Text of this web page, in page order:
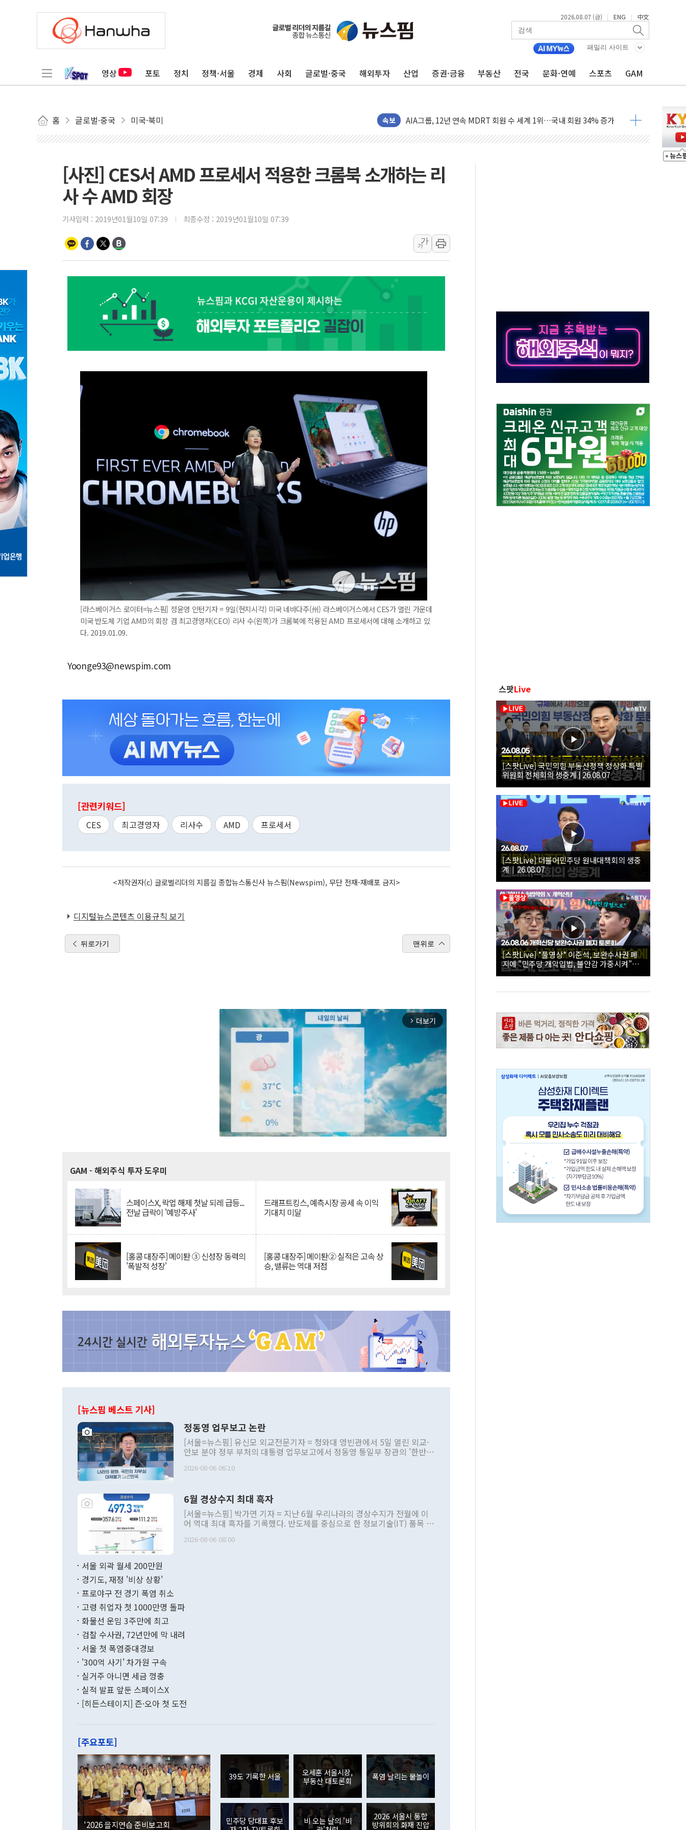
2026.08.07 (금) | ENG | 中文
패밀리 사이트
영상 포토 정치 정책·서울 경제 사회 글로벌·중국 해외투자 산업 증권·금융 부동산 전국 문화·연예 스포츠 GAM
홈 글로벌·중국 미국·북미 속보
"35초마다 중국과 통신"...美보안기업, 중국제 공유기서 '백도어' 발견
AIA그룹, 12년 연속 MDRT 회원 수 세계 1위…국내 회원 34% 증가
[특징주] 포스코퓨처엠, LFP 장기공급 합의에 7%대 급등
[컨콜] 네이버 AI탭, 올해 안으로 부동산과 건강까지 영역 확장 예정
HDC랩스, 'BUILD CON SUMMIT 2026' 참가
[컨콜] 네이버, "엔비디아와 공고한 파트너십 이어갈 예정"
美공화, 韓 '개정 정통망법'에 항의 서한…"표현의 자유 위협"
벤처업계 "정부 세제개편안 환영...RSU 세제지원 긍정 검토되길"
최영근 한국전광 대표, ESG경영대상 환경부분 최우수상 수상
뉴온 "어린이 성장 제품 '매직키드', 출시 8개월에 매출 62억원"
[특징주] 태양광주, 美 관세 부과에 4%대 급등
GC녹십자, mRNA 백신 품질 분석 연구 국제학술지 게재
[사진] CES서 AMD 프로세서 적용한 크롬북 소개하는 리
사 수 AMD 회장
기사입력 : 2019년01월10일 07:39 최종수정 : 2019년01월10일 07:39
가
가
[라스베이거스 로이터=뉴스핌] 정윤영 인턴기자 = 9일(현지시각) 미국 네바다주(州) 라스베이거스에서 CES가 열린 가운데
미국 반도체 기업 AMD의 회장 겸 최고경영자(CEO) 리사 수(왼쪽)가 크롬북에 적용된 AMD 프로세서에 대해 소개하고 있
다. 2019.01.09.
Yoonge93@newspim.com
[관련키워드]
CES 최고경영자 리사수 AMD 프로세서
<저작권자(c) 글로벌리더의 지름길 종합뉴스통신사 뉴스핌(Newspim), 무단 전재-재배포 금지>
디지털뉴스콘텐츠 이용규칙 보기
뒤로가기 맨위로
arrow_forward_ios 더보기
GAM - 해외주식 투자 도우미
스페이스X, 락업 해제 첫날 되레 급등...
전날 급락이 '예방주사'
드래프트킹스, 예측시장 공세 속 이익
기대치 미달
[홍콩 대장주] 메이퇀 ③ 신성장 동력의
'폭발적 성장'
[홍콩 대장주] 메이퇀② 실적은 고속 상
승, 밸류는 역대 저점
[뉴스핌 베스트 기사]
정동영 업무보고 논란
[서울=뉴스핌] 유신모 외교전문기자 = 청와대 영빈관에서 5일 열린 외교·
안보 분야 정부 부처의 대통령 업무보고에서 정동영 통일부 장관의 '한반도
발언 중에는 정부 내 조율을 거치지 않은 사안을 정책으로 추진하겠다고 공
주의적 희망에 근거한 비현실적 구상'이라는 비판을 내놨다. 그동안 정 장
관의 대북 정책 관련 발언이 물의를 빚은 적은 여러 번 있지만 대통령과 유
관 부처 장관이 공개적으로 부정적 입장을 표명한 것은 이례적이다. 정 장
관의 무리한 대북 접근법과 월권을 제어해야 한다는 목소리도 높아지고 있
다. [정동영 통일부 장관이 지난달 23일 오후 서울 종로구 정부서울청사에
무너졌다고도 했다. 또 "현 시점에서 흘러간 선(先)비핵화만 되뇌는 것은
함께 4자 대화의 동력을 확보하기 위해 최선을 다할 것"이라고 말했다. 하
"우리의 선의대로 하는 게 과연 한반도의 평화와 안정에 플러스냐, 결론적
관은 업무보고 사후 브리핑에서 정 장관이 언급한 '4자 회담'에 대해 "이상
이 9월 러시아 블라디보스토크에서 열리는 '동방경제포럼(EEF)'을 언급하
며 "정부 차원에서 (참석을) 검토하고 있다"고 발언한 데 대해서도 조 장관
은 "그것은 외교부의 몫"이라며 "아직 거기까지 진도가 나가지 않았다"고
잘랐다. 정 장관이 이날 소개한 대북 구상과 설명은 정부 내 조율을 거치지
않았다는 점에서 문제가 있다. 특히 주적 표현 대체와 국호 사용, 9·19 군
사합의 복원, 4자회담 추진 등은 통일부 장관이 결정할 사안이 아니어서 월
권이라는 지적이 나오고 있다. 이 대통령은 정 장관의 업무보고를 듣고 난
뒤 "여기 업무보고에 발표했다고 승인난 건 아니다"라고 재차 확인했다. 정
2026-08-06 06:10
6월 경상수지 최대 흑자
[서울=뉴스핌] 박가연 기자 = 지난 6월 우리나라의 경상수지가 전월에 이
어 역대 최대 흑자를 기록했다. 반도체를 중심으로 한 정보기술(IT) 품목 수
료=한국은행] 한국은행이 6일 발표한 '2026년 6월 국제수지(잠정)'에 따르
며 월간 기준 처음으로 1000억달러를 넘어섰다. 상품수입은 644억8000만
196.9% 급증했고 컴퓨터·주변기기(SSD)는 282.7% 증가했다. IT 품목
수출은 160.4% 늘었으며 비IT 품목도 ▲석유제품(47.5%) ▲화공품
기록했지만 지식재산권사용료수지는 전월 흑자에서 4억4000만달러 적자
로 전환됐다. 본원소득수지는 배당소득을 중심으로 32억7000만달러 흑자
는 배당수입이 늘어난 데다 전월 분기배당에 따른 기저효과로 배당지급이
였던 올해 3월(369억9000만달러)을 넘어선 것이다. 직접투자에서는 내국
인의 해외투자가 80억1000만달러, 외국인의 국내투자가 46억3000만달러
각각 증가했다. 증권투자에서는 외국인의 국내 주식 매도세가 이어졌다. 외
국인의 국내 주식 투자는 차익실현 매도 등의 영향으로 316억1000만달러
감소하며 전월(-310억5000만달러)에 이어 역대 최대 순매도 기록을 다시
경신했다. 외국인의 국내 채권투자는 세계국채지수(WGBI) 자금 유입에도
분기 말 만기도래 영향으로 증가 폭이 줄어든 52억9000만달러를 기록했
다. 내국인의 해외 증권투자는 주식을 중심으로 35억6000만달러 증가했
2026-08-06 08:00
서울 외곽 월세 200만원
경기도, 재정 '비상 상황'
프로야구 전 경기 폭염 취소
고령 취업자 첫 1000만명 돌파
화물선 운임 3주만에 최고
검찰 수사권, 72년만에 막 내려
서울 첫 폭염중대경보
'300억 사기' 차가원 구속
실거주 아니면 세금 껑충
실적 발표 앞둔 스페이스X
[히든스테이지] 즌·오아 첫 도전
[주요포토]
'2026 을지연습 준비보고회
39도 기록한 서울
오세훈 서울시장,
부동산 대토론회
폭염 날리는 물놀이
민주당 당대표 후보
비 오는 날의 '비
2026 서울시 통합
방위회의 화재 진압
스팟Live
[스팟Live] 국민의힘 부동산정책 정상화 특별
위원회 전체회의 생중계 | 26.08.07
[스팟Live] 더불어민주당 원내대책회의 생중
계｜26.08.07
[스팟Live] *풀영상* 이준석, 보완수사권 폐
지에 "민주당 개악입법, 불안감 가중시켜"｜
26.08.06 개혁신당 보완수사권 폐지 토론회